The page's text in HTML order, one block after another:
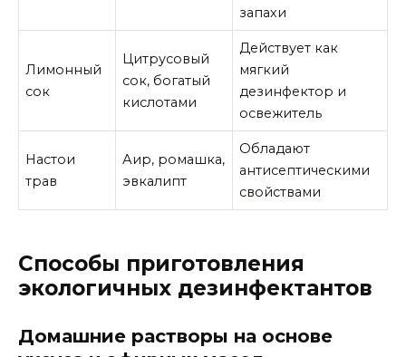
запахи
Лимонный
сок
Цитрусовый
сок, богатый
кислотами
Действует как
мягкий
дезинфектор и
освежитель
Настои
трав
Аир, ромашка,
эвкалипт
Обладают
антисептическими
свойствами
Способы приготовления
экологичных дезинфектантов
Домашние растворы на основе